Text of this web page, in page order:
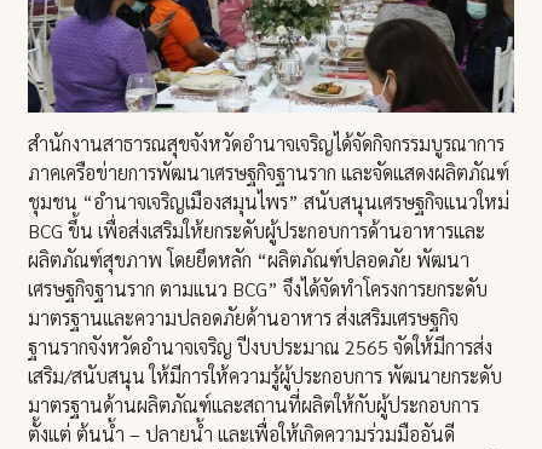
สำนักงานสาธารณสุขจังหวัดอำนาจเจริญได้จัดกิจกรรมบูรณาการ
ภาคเครือข่ายการพัฒนาเศรษฐกิจฐานราก และจัดแสดงผลิตภัณฑ์
ชุมชน “อำนาจเจริญเมืองสมุนไพร” สนับสนุนเศรษฐกิจแนวใหม่
BCG ขึ้น เพื่อส่งเสริมให้ยกระดับผู้ประกอบการด้านอาหารและ
ผลิตภัณฑ์สุขภาพ โดยยึดหลัก “ผลิตภัณฑ์ปลอดภัย พัฒนา
เศรษฐกิจฐานราก ตามแนว BCG” จึงได้จัดทำโครงการยกระดับ
มาตรฐานและความปลอดภัยด้านอาหาร ส่งเสริมเศรษฐกิจ
ฐานรากจังหวัดอำนาจเจริญ ปีงบประมาณ 2565 จัดให้มีการส่ง
เสริม/สนับสนุน ให้มีการให้ความรู้ผู้ประกอบการ พัฒนายกระดับ
มาตรฐานด้านผลิตภัณฑ์และสถานที่ผลิตให้กับผู้ประกอบการ
ตั้งแต่ ต้นน้ำ – ปลายน้ำ และเพื่อให้เกิดความร่วมมืออันดี